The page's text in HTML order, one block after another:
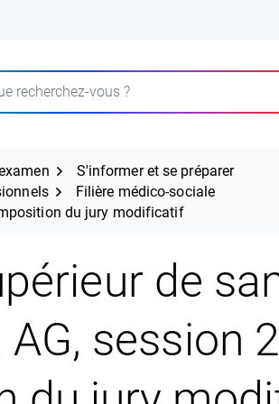
S'informer et se préparer
Filière médico-sociale
du jury modificatif
de
session